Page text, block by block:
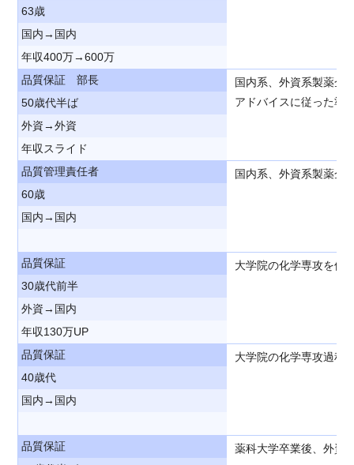
63歳
国内→国内
年収400万→600万
品質保証 部長
国内系、外資系製薬企
アドバイスに従った準
50歳代半ば
外資→外資
年収スライド
品質管理責任者
国内系、外資系製薬企
60歳
国内→国内
品質保証
大学院の化学専攻を修
30歳代前半
外資→国内
年収130万UP
品質保証
大学院の化学専攻過程
40歳代
国内→国内
品質保証
薬科大学卒業後、外資